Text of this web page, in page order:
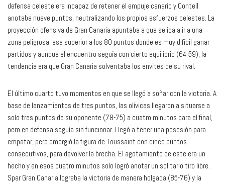
defensa celeste era incapaz de retener el empuje canario y Contell
anotaba nueve puntos, neutralizando los propios esfuerzos celestes. La
proyección ofensiva de Gran Canaria apuntaba a que se iba a ir a una
zona peligrosa, esa superior a los 80 puntos donde es muy difícil ganar
partidos y aunque el encuentro seguía con cierto equilibrio (64-59), la
tendencia era que Gran Canaria solventaba los envites de su rival.
El último cuarto tuvo momentos en que se llegó a soñar con la victoria. A
base de lanzamientos de tres puntos, las olívicas llegaron a situarse a
solo tres puntos de su oponente (78-75) a cuatro minutos para el final,
pero en defensa seguía sin funcionar. Llegó a tener una posesión para
empatar, pero emergió la figura de Toussaint con cinco puntos
consecutivos, para devolver la brecha. El agotamiento celeste era un
hecho y en esos cuatro minutos solo logró anotar un solitario tiro libre.
Spar Gran Canaria lograba la victoria de manera holgada (85-76) y la